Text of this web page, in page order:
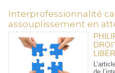
Interprofessionnalité
assouplissement en